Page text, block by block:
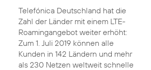
Telefónica Deutschland hat die
Zahl der Länder mit einem LTE-
Roamingangebot weiter erhöht:
Zum 1. Juli 2019 können alle
Kunden in 142 Ländern und mehr
als 230 Netzen weltweit schnelle